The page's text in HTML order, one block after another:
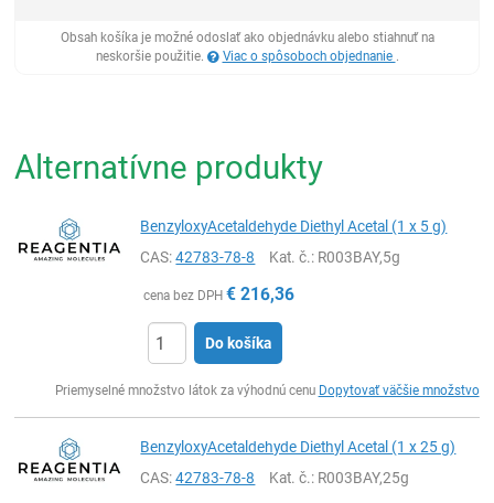
Obsah košíka je možné odoslať ako objednávku alebo stiahnuť na
neskoršie použitie.
Viac o spôsoboch objednanie .
Alternatívne produkty
BenzyloxyAcetaldehyde Diethyl Acetal (1 x 5 g)
CAS:42783-78-8 Kat. č.: R003BAY,5g
cena bez DPH € 216,36
Do košíka
Priemyselné množstvo látok za výhodnú cenu Dopytovať väčšie množstvo
BenzyloxyAcetaldehyde Diethyl Acetal (1 x 25 g)
CAS:42783-78-8 Kat. č.: R003BAY,25g